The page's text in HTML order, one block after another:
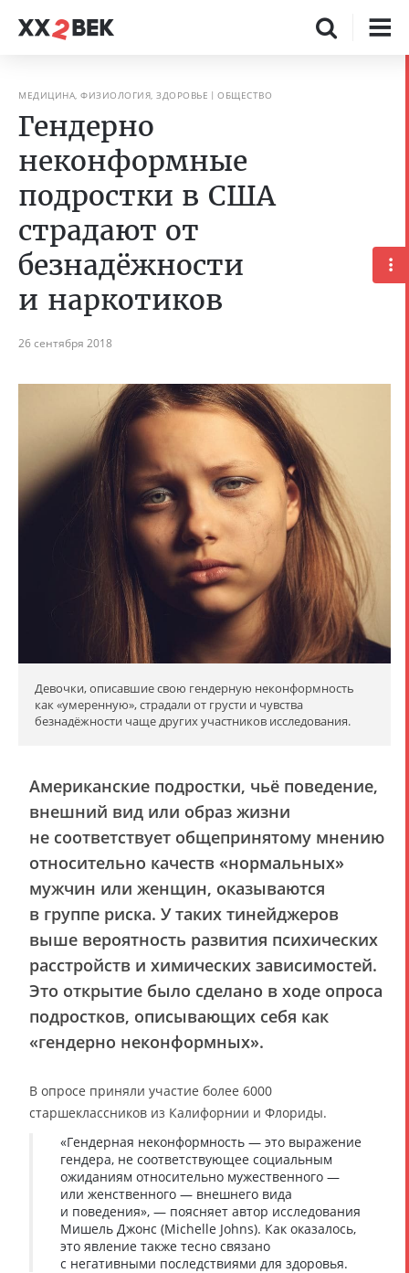
МЕДИЦИНА, ФИЗИОЛОГИЯ, ЗДОРОВЬЕ ОБЩЕСТВО
Гендерно
неконформные
подростки в США
страдают от
безнадёжности
и наркотиков
26 сентября 2018
Девочки, описавшие свою гендерную неконформность
как «умеренную», страдали от грусти и чувства
безнадёжности чаще других участников исследования.
Американские подростки, чьё поведение,
внешний вид или образ жизни
не соответствует общепринятому мнению
относительно качеств «нормальных»
мужчин или женщин, оказываются
в группе риска. У таких тинейджеров
выше вероятность развития психических
расстройств и химических зависимостей.
Это открытие было сделано в ходе опроса
подростков, описывающих себя как
«гендерно неконформных».
В опросе приняли участие более 6000
старшеклассников из Калифорнии и Флориды.
«Гендерная неконформность — это выражение
гендера, не соответствующее социальным
ожиданиям относительно мужественного —
или женственного — внешнего вида
и поведения», — поясняет автор исследования
Мишель Джонс (Michelle Johns). Как оказалось,
это явление также тесно связано
с негативными последствиями для здоровья.